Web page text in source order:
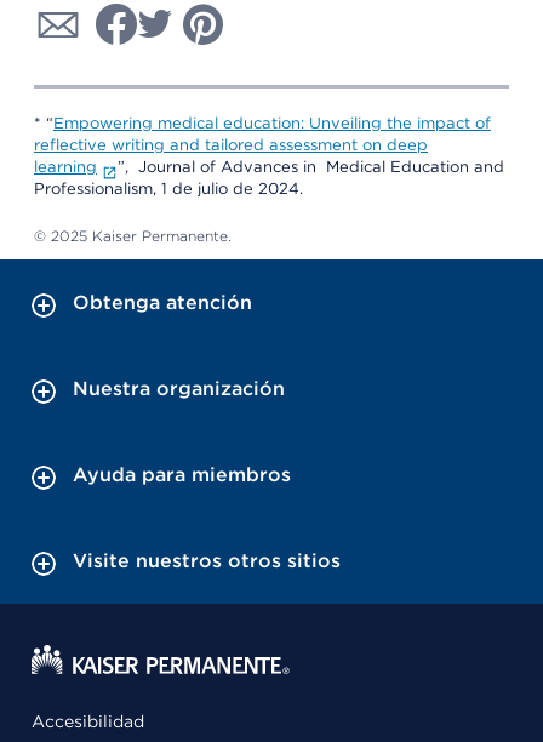
* “Empowering medical education: Unveiling the impact of
reflective writing and tailored assessment on deep
learning
”, Journal of Advances in Medical Education and
Professionalism, 1 de julio de 2024.
© 2025 Kaiser Permanente.
Obtenga atención
Nuestra organización
Ayuda para miembros
Visite nuestros otros sitios
Accesibilidad